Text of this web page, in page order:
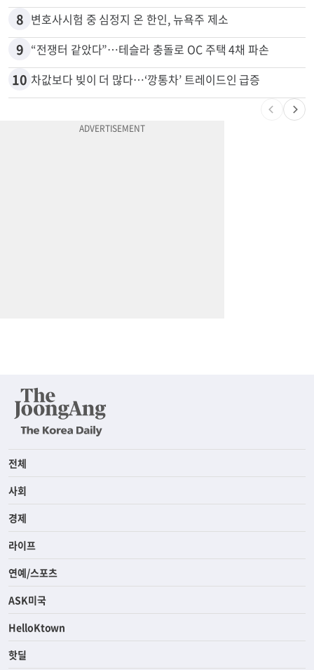
8 변호사시험 중 심정지 온 한인, 뉴욕주 제소
9 “전쟁터 같았다”…테슬라 충돌로 OC 주택 4채 파손
10 차값보다 빚이 더 많다…‘깡통차’ 트레이드인 급증
전체
사회
경제
라이프
연예/스포츠
ASK미국
HelloKtown
핫딜